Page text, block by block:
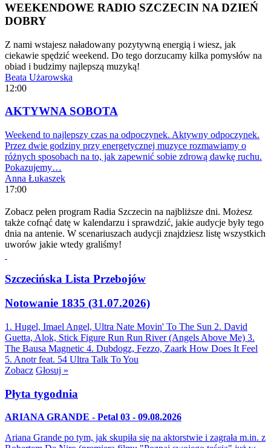
WEEKENDOWE RADIO SZCZECIN NA DZIEŃ
DOBRY
Z nami wstajesz naładowany pozytywną energią i wiesz, jak
ciekawie spędzić weekend. Do tego dorzucamy kilka pomysłów na
obiad i budzimy najlepszą muzyką!
Beata Użarowska
12:00
AKTYWNA SOBOTA
Weekend to najlepszy czas na odpoczynek. Aktywny odpoczynek.
Przez dwie godziny przy energetycznej muzyce rozmawiamy o
różnych sposobach na to, jak zapewnić sobie zdrową dawkę ruchu.
Pokazujemy…
Anna Łukaszek
17:00
Zobacz pełen program Radia Szczecin na najbliższe dni. Możesz
także cofnąć datę w kalendarzu i sprawdzić, jakie audycje były tego
dnia na antenie. W scenariuszach audycji znajdziesz listę wszystkich
uworów jakie wtedy graliśmy!
Szczecińska Lista Przebojów
Notowanie 1835 (31.07.2026)
1. Hugel, Imael Angel, Ultra Nate Movin' To The Sun 2. David
Guetta, Alok, Stick Figure Run Run River (Angels Above Me) 3.
The Bausa Magnetic 4. Dubdogz, Fezzo, Zaark How Does It Feel
5. Anotr feat. 54 Ultra Talk To You
Zobacz Głosuj »
Płyta tygodnia
ARIANA GRANDE - Petal 03 - 09.08.2026
Ariana Grande po tym, jak skupiła się na aktorstwie i zagrała m.in. z